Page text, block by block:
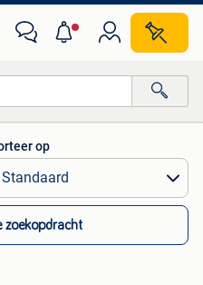
op
zoekopdracht